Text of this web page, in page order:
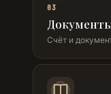
03
Счёт и